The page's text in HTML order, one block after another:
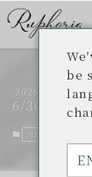
【
포
2026
6/30
기타
be